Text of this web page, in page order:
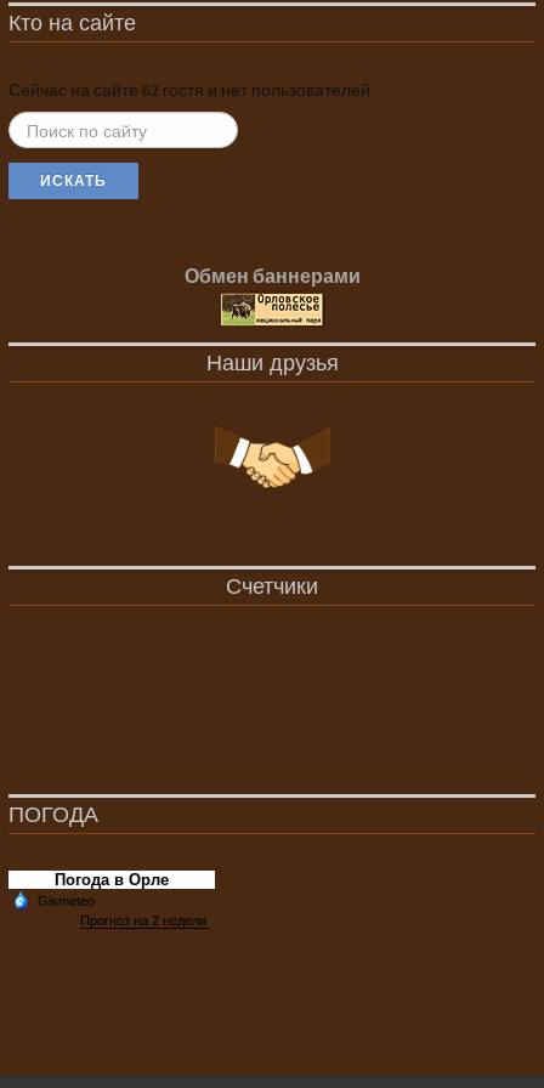
Кто на сайте
Сейчас на сайте 62 гостя и нет пользователей
ИСКАТЬ...
ИСКАТЬ
Обмен баннерами
Наши друзья
Счетчики
ПОГОДА
Погода в Орле